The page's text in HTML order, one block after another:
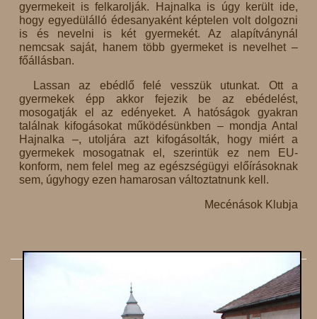
gyermekeit is felkarolják. Hajnalka is úgy került ide,
hogy egyedülálló édesanyaként képtelen volt dolgozni
is és nevelni is két gyermekét. Az alapítványnál
nemcsak saját, hanem több gyermeket is nevelhet –
főállásban.
Lassan az ebédlő felé vesszük utunkat. Ott a
gyermekek épp akkor fejezik be az ebédelést,
mosogatják el az edényeket. A hatóságok gyakran
találnak kifogásokat működésünkben – mondja Antal
Hajnalka –, utoljára azt kifogásolták, hogy miért a
gyermekek mosogatnak el, szerintük ez nem EU-
konform, nem felel meg az egészségügyi előírásoknak
sem, úgyhogy ezen hamarosan változtatnunk kell.
Mecénások Klubja